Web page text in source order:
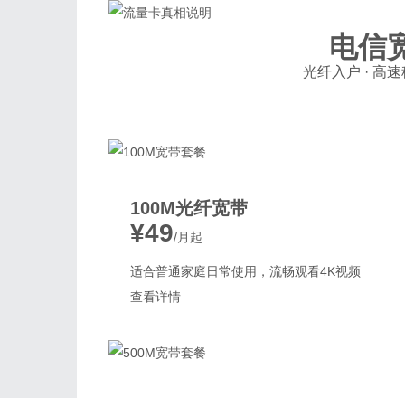
电信
光纤入户 · 高
100M光纤宽带
¥49/月起
适合普通家庭日常使用，流畅观看4K视频
查看详情